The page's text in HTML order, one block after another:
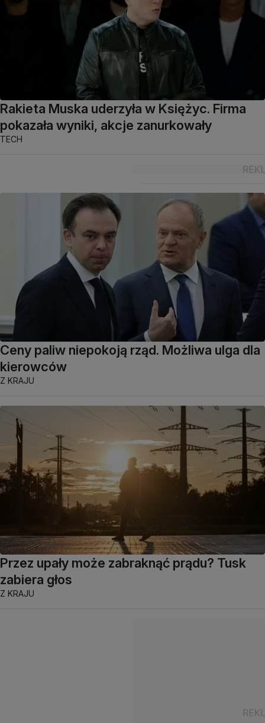
Rakieta Muska uderzyła w Księżyc. Firma
pokazała wyniki, akcje zanurkowały
TECH
Ceny paliw niepokoją rząd. Możliwa ulga dla
kierowców
Z KRAJU
Przez upały może zabraknąć prądu? Tusk
zabiera głos
Z KRAJU